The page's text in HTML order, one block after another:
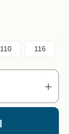
110 116